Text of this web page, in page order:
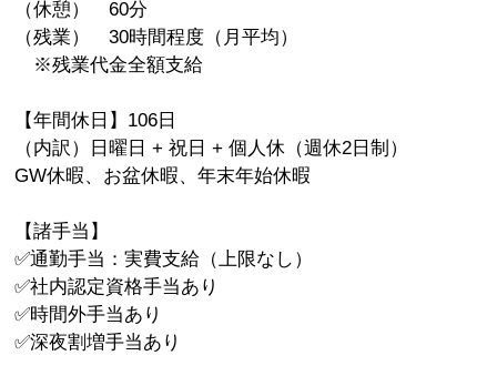
（休憩） 60分
（残業） 30時間程度（月平均）
※残業代金全額支給
【年間休日】106日
（内訳）日曜日 + 祝日 + 個人休（週休2日制）
GW休暇、お盆休暇、年末年始休暇
【諸手当】
✅通勤手当：実費支給（上限なし）
✅社内認定資格手当あり
✅時間外手当あり
✅深夜割増手当あり